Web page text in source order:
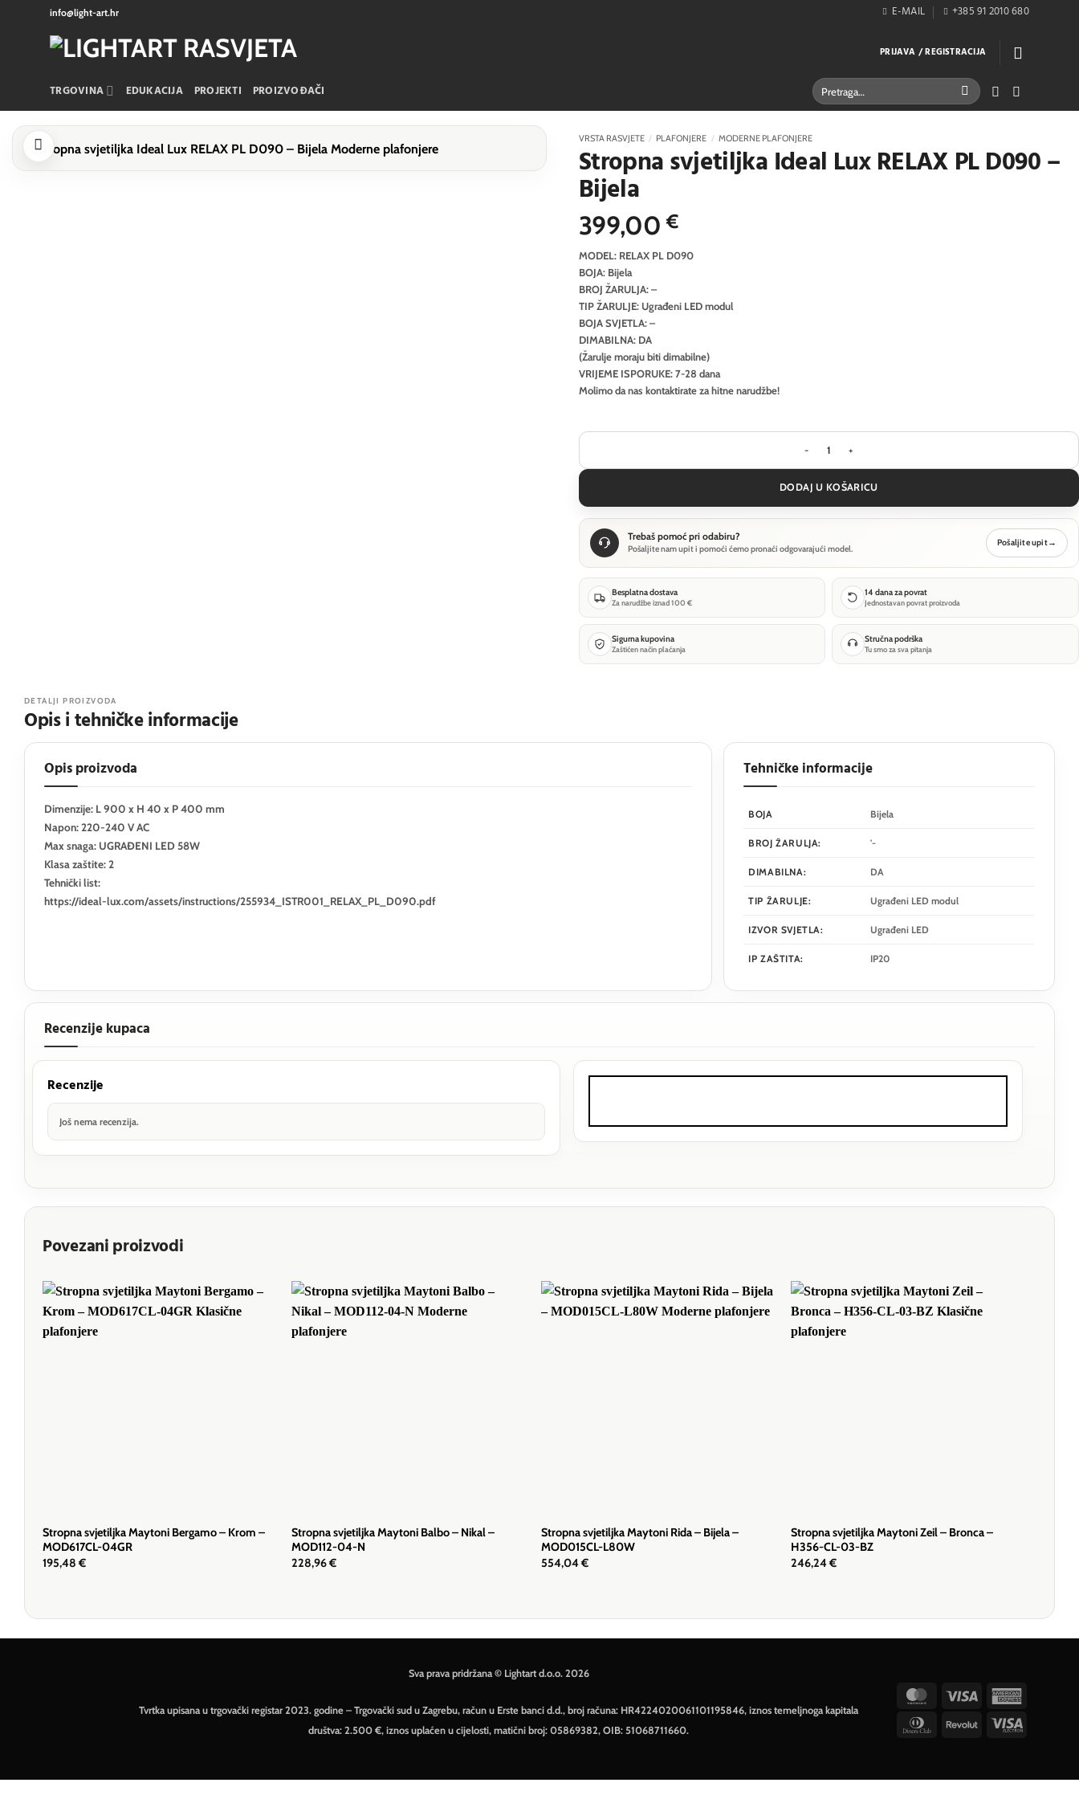
info@light-art.hr E-MAIL +385 91 2010 680
PRIJAVA / REGISTRACIJA
TRGOVINA EDUKACIJA PROJEKTI PROIZVOĐAČI Pretraži:
VRSTA RASVJETE / PLAFONJERE / MODERNE PLAFONJERE
Stropna svjetiljka Ideal Lux RELAX PL D090 –
Bijela
399,00€
MODEL: RELAX PL D090
BOJA: Bijela
BROJ ŽARULJA: –
TIP ŽARULJE: Ugrađeni LED modul
BOJA SVJETLA: –
DIMABILNA: DA
(Žarulje moraju biti dimabilne)
VRIJEME ISPORUKE: 7-28 dana
Molimo da nas kontaktirate za hitne narudžbe!
Stropna svjetiljka Ideal Lux RELAX PL D090 -
DODAJ U KOŠARICU
Trebaš pomoć pri odabiru?
Pošaljite nam upit i pomoći ćemo pronaći odgovarajući model.
Pošaljite upit→
Besplatna dostava
Za narudžbe iznad 100 €
14 dana za povrat
Jednostavan povrat proizvoda
Sigurna kupovina
Zaštićen način plaćanja
Stručna podrška
Tu smo za sva pitanja
DETALJI PROIZVODA
Opis i tehničke informacije
Opis proizvoda
Dimenzije: L 900 x H 40 x P 400 mm
Napon: 220-240 V AC
Max snaga: UGRAĐENI LED 58W
Klasa zaštite: 2
Tehnički list:
https://ideal-lux.com/assets/instructions/255934_ISTR001_RELAX_PL_D090.pdf
Tehničke informacije
BOJA Bijela
BROJ ŽARULJA: '-
DIMABILNA: DA
TIP ŽARULJE: Ugrađeni LED modul
IZVOR SVJETLA: Ugrađeni LED
IP ZAŠTITA: IP20
Recenzije kupaca
Recenzije
Još nema recenzija.
Povezani proizvodi
Stropna svjetiljka Maytoni Bergamo – Krom –
MOD617CL-04GR
195,48 €
Stropna svjetiljka Maytoni Balbo – Nikal –
MOD112-04-N
228,96€
Stropna svjetiljka Maytoni Rida – Bijela –
MOD015CL-L80W
554,04€
Stropna svjetiljka Maytoni Zeil – Bronca –
H356-CL-03-BZ
246,24€
Sva prava pridržana © Lightart d.o.o. 2026
Tvrtka upisana u trgovački registar 2023. godine – Trgovački sud u Zagrebu, račun u Erste banci d.d., broj računa: HR4224020061101195846, iznos temeljnoga kapitala
društva: 2.500 €, iznos uplaćen u cijelosti, matični broj: 05869382, OIB: 51068711660.
MasterCard
Visa
DinnersRevolutVisa